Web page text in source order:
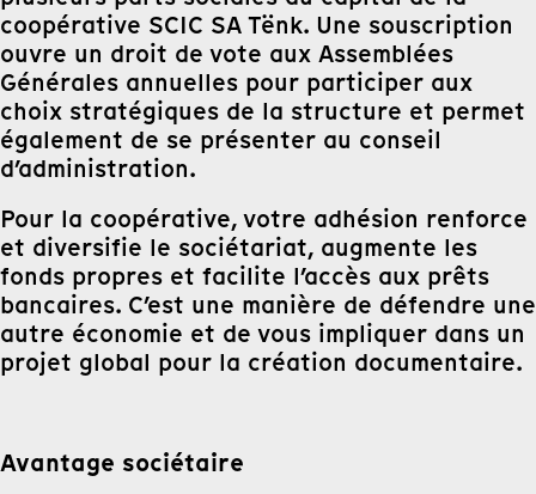
coopérative SCIC SA Tënk. Une souscription
ouvre un droit de vote aux Assemblées
Générales annuelles pour participer aux
choix stratégiques de la structure et permet
également de se présenter au conseil
d’administration.
Pour la coopérative, votre adhésion renforce
et diversifie le sociétariat, augmente les
fonds propres et facilite l’accès aux prêts
bancaires. C’est une manière de défendre une
autre économie et de vous impliquer dans un
projet global pour la création documentaire.
Avantage sociétaire